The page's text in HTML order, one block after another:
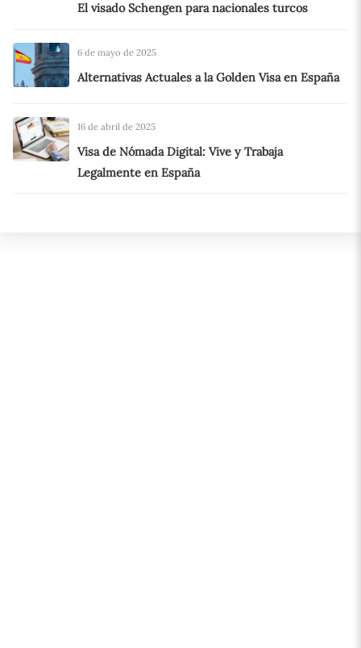
El visado Schengen para nacionales turcos
6 de mayo de 2025
Alternativas Actuales a la Golden Visa en España
16 de abril de 2025
Visa de Nómada Digital: Vive y Trabaja
Legalmente en España